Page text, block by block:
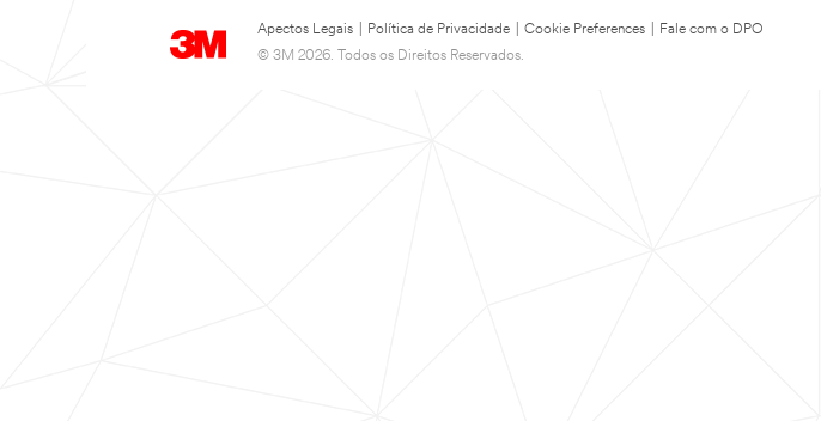
Apectos Legais Política de Privacidade Cookie Preferences
Fale com o DPO
© 3M 2026. Todos os Direitos Reservados.